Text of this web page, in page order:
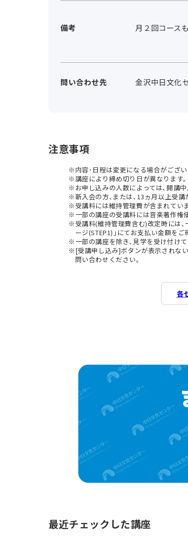
備考 月２回コース
問い合わせ先 金沢中日文化
注意事項
内容･日程は変更になる場合がござい
講座により締め切り日が異なります。
お申し込みの人数によっては､開講
新入会の方､または､13ヵ月以上受講
受講料には維持管理費が含まれていま
一部の講座の受講料には音楽著作権
受講料(維持管理費含む)改定時には
ージ(STEP1)｣にてお支払い金額をご
一部の講座を除き､見学を受け付けて
[受講申し込み]ボタンが表示されな
問い合わせください。
各
最近チェックした講座